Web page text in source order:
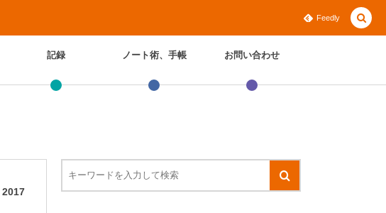
Feedly
記録 ノート術、手帳 お問い合わせ
2017